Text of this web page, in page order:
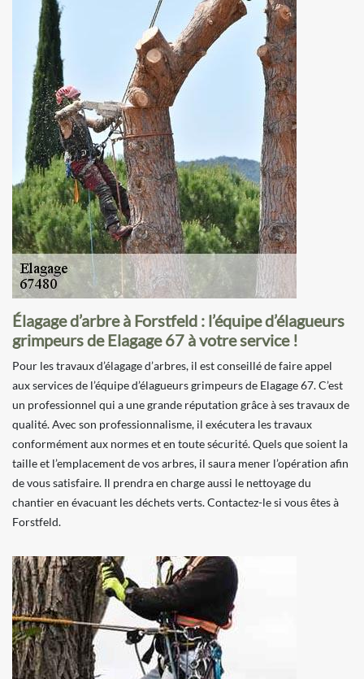
Élagage d’arbre à Forstfeld : l’équipe d’élagueurs
grimpeurs de Elagage 67 à votre service !
Pour les travaux d’élagage d’arbres, il est conseillé de faire appel
aux services de l’équipe d’élagueurs grimpeurs de Elagage 67. C’est
un professionnel qui a une grande réputation grâce à ses travaux de
qualité. Avec son professionnalisme, il exécutera les travaux
conformément aux normes et en toute sécurité. Quels que soient la
taille et l’emplacement de vos arbres, il saura mener l’opération afin
de vous satisfaire. Il prendra en charge aussi le nettoyage du
chantier en évacuant les déchets verts. Contactez-le si vous êtes à
Forstfeld.